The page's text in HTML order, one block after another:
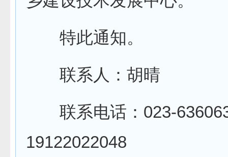
特此通知。
联系人：胡晴
联系电话：023-
19122022048